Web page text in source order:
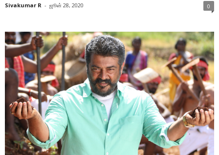
Sivakumar R - ஜூன் 28, 2020 0